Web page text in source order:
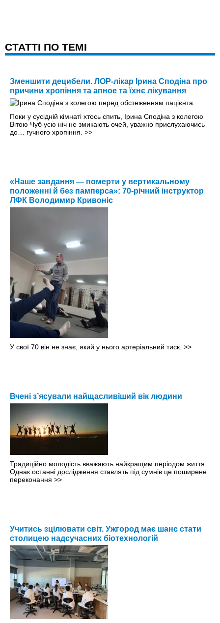
CТАТТІ ПО ТЕМІ
Зменшити децибели. ЛОР-лікар Ірина Сподіна про
причини хропіння та апное та їхнє лікування
Поки у сусідній кімнаті хтось спить, Ірина Сподіна з колегою
Вітою Чуб усю ніч не змикають очей, уважно прислухаючись
до… гучного хропіння. >>
«Наше завдання — померти у вертикальному
положенні й без памперса»: 70-річний інструктор
ЛФК Володимир Кривоніс
У свої 70 він не знає, який у нього артеріальний тиск. >>
Вчені з’ясували найщасливіший вік людини
Традиційно молодість вважають найкращим періодом життя.
Однак останні дослідження ставлять під сумнів це поширене
переконання >>
Учитись зцілювати світ. Ужгород має шанс стати
столицею надсучасних біотехнологій